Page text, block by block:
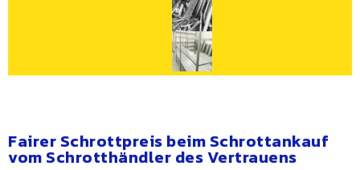
Fairer Schrottpreis beim Schrottankauf
vom Schrotthändler des Vertrauens